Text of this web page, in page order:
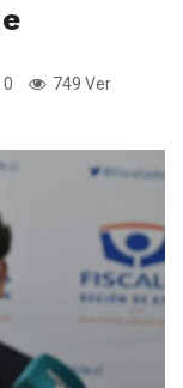
0 749 Ver